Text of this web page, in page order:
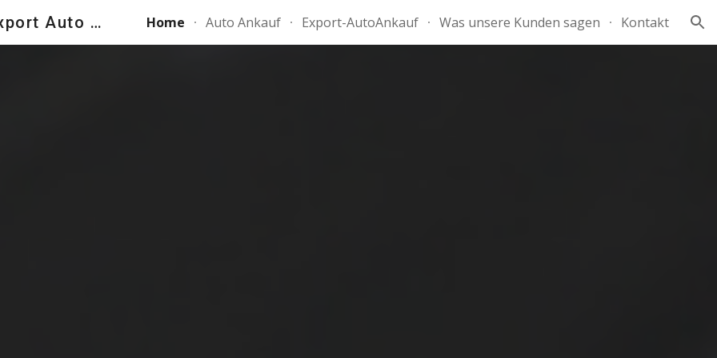
to main content Skip to navigation
Mudi Autohandel | Export Auto Ankauf Schweiz – Schnell, Fair & Sicher Home Auto Ankauf Export-AutoAnkauf Was unsere Kunden sagen Kontakt